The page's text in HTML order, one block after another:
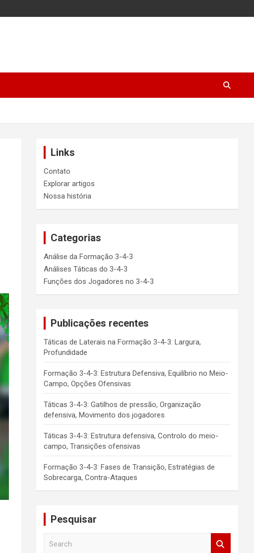
Links
Contato
Explorar artigos
Nossa história
Categorias
Análise da Formação 3-4-3
Análises Táticas do 3-4-3
Funções dos Jogadores no 3-4-3
Publicações recentes
Táticas de Laterais na Formação 3-4-3: Largura,
Profundidade
Formação 3-4-3: Estrutura Defensiva, Equilíbrio no Meio-
Campo, Opções Ofensivas
Táticas 3-4-3: Gatilhos de pressão, Organização
defensiva, Movimento dos jogadores
Táticas 3-4-3: Estrutura defensiva, Controlo do meio-
campo, Transições ofensivas
Formação 3-4-3: Fases de Transição, Estratégias de
Sobrecarga, Contra-Ataques
Pesquisar